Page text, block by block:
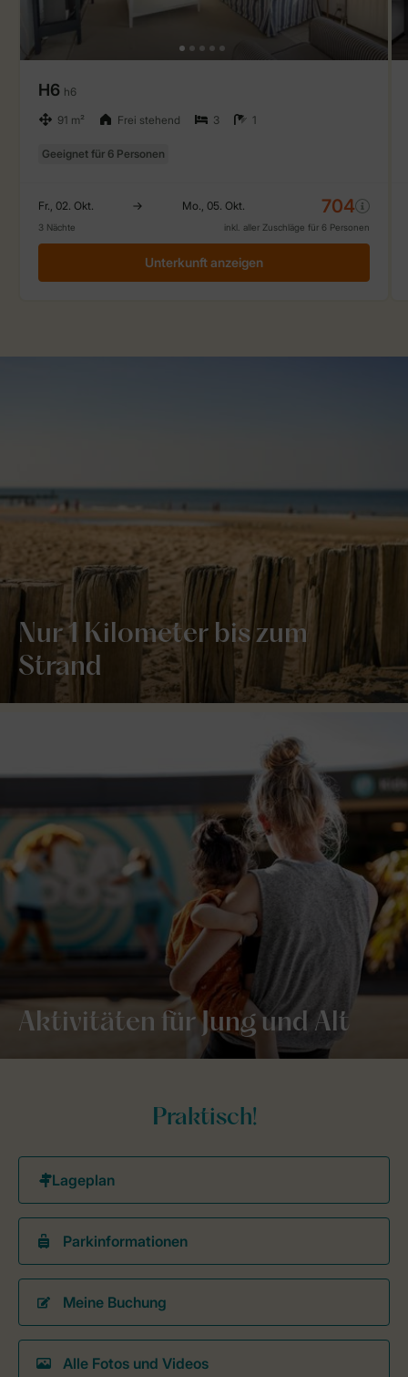
Nur 1 Kilometer bis zum
Strand
Aktivitäten für Jung und Alt
Praktisch!
Parkinformationen
Meine Buchung
Alle Fotos und Videos